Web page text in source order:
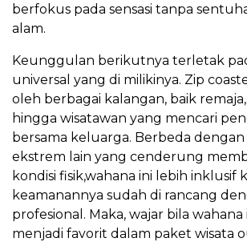
berfokus pada sensasi tanpa
alam.
Keunggulan berikutnya terletak
universal yang di milikinya. Zip
oleh berbagai kalangan, baik
hingga wisatawan yang mencari
bersama keluarga. Berbeda dengan
ekstrem lain yang cenderung
kondisi fisik,wahana ini lebih inklusif
keamanannya sudah di rancang
profesional. Maka, wajar bila wahana
menjadi favorit dalam paket wisata